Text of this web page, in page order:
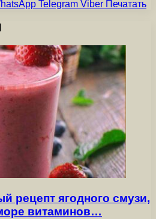
Telegram Viber Печатать
рецепт ягодного смузи,
витаминов…